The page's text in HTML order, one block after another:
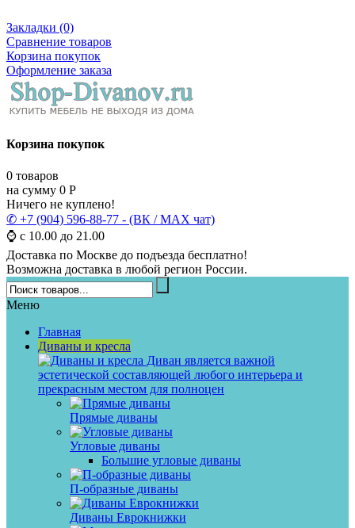
Закладки (0)
Сравнение товаров
Корзина покупок
Оформление заказа
Корзина покупок
0 товаров
на сумму 0 Р
Ничего не куплено!
✆ +7 (904) 596-88-77 - (ВК / MAX чат)
⌚ с 10.00 до 21.00
Доставка по Москве до подъезда бесплатно!
Возможна доставка в любой регион России.
Меню
Главная
Диваны и кресла
Диван является важной
эстетической составляющей любого интерьера и
прекрасным местом для полноцен
Прямые диваны
Угловые диваны
Большие угловые диваны
П-образные диваны
Диваны Еврокнижки